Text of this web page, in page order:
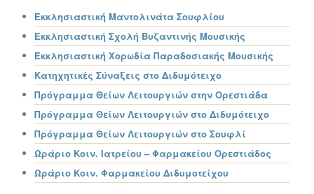
Εκκλησιαστική Μαντολινάτα Σουφλίου
Εκκλησιαστική Σχολή Βυζαντινής Μουσικής
Εκκλησιαστική Χορωδία Παραδοσιακής Μουσικής
Κατηχητικές Σύναξεις στο Διδυμότειχο
Πρόγραμμα Θείων Λειτουργιών στην Ορεστιάδα
Πρόγραμμα Θείων Λειτουργιών στο Διδυμότειχο
Πρόγραμμα Θείων Λειτουργιών στο Σουφλί
Ωράριο Κοιν. Ιατρείου – Φαρμακείου Ορεστιάδος
Ωράριο Κοιν. Φαρμακείου Διδυμοτείχου